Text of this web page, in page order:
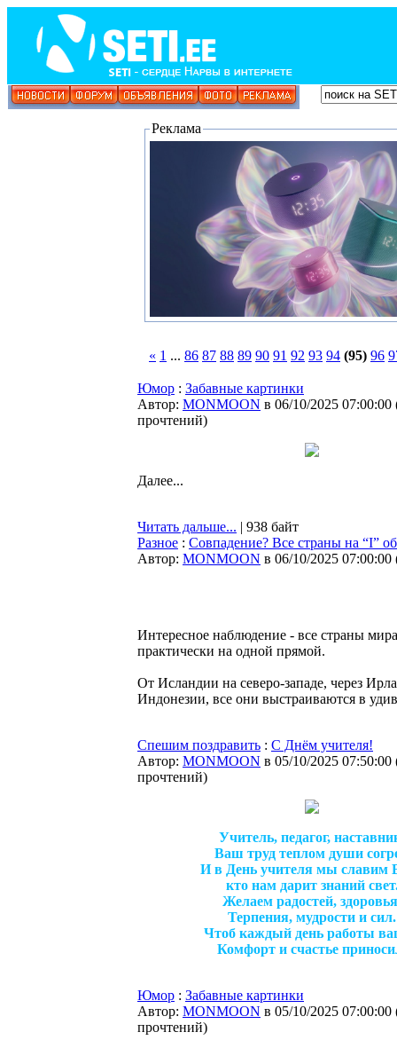
Реклама
« 1 ... 86 87 88 89 90 91 92 93 94 (95) 96
Юмор : Забавные картинки
Автор: MONMOON в 06/10/2025 07:00:00
прочтений)
Далее...
Читать дальше... | 938 байт
Разное : Совпадение? Все страны на “I”
Автор: MONMOON в 06/10/2025 07:00:00
Интересное наблюдение - все страны
практически на одной прямой.
От Исландии на северо-западе, через
Индонезии, все они выстраиваются в
Спешим поздравить : С Днём учителя!
Автор: MONMOON в 05/10/2025 07:50:00
прочтений)
Учитель, педагог,
Ваш труд теплом души
И в День учителя мы славим
кто нам дарит знаний
Желаем радостей,
Терпения, мудрости и сил.
Чтоб каждый день работы
Комфорт и счастье
Юмор : Забавные картинки
Автор: MONMOON в 05/10/2025 07:00:00
прочтений)